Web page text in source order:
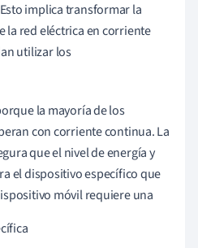
implica transformar la
la red eléctrica en corriente
utilizar los
la mayoría de los
con corriente continua. La
que el nivel de energía y
el dispositivo específico que
móvil requiere una